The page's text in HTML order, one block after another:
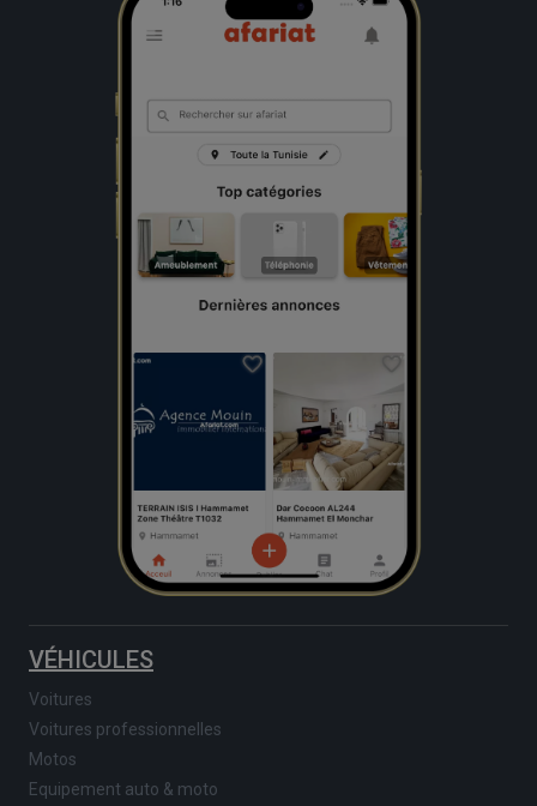
VÉHICULES
Voitures
Voitures professionnelles
Motos
Equipement auto & moto